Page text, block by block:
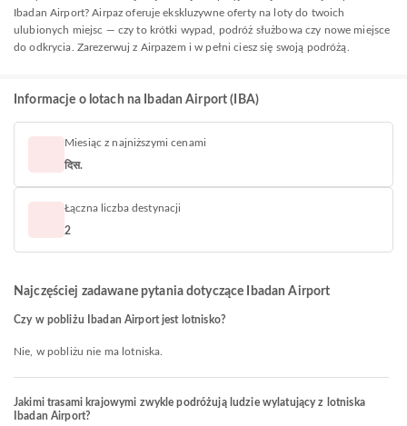
Ibadan Airport? Airpaz oferuje ekskluzywne oferty na loty do twoich
ulubionych miejsc — czy to krótki wypad, podróż służbowa czy nowe miejsce
do odkrycia. Zarezerwuj z Airpazem i w pełni ciesz się swoją podróżą.
Informacje o lotach na Ibadan Airport (IBA)
Miesiąc z najniższymi cenami
दिस.
Łączna liczba destynacji
2
Najczęściej zadawane pytania dotyczące Ibadan Airport
Czy w pobliżu Ibadan Airport jest lotnisko?
Nie, w pobliżu nie ma lotniska.
Jakimi trasami krajowymi zwykle podróżują ludzie wylatujący z lotniska
Ibadan Airport?